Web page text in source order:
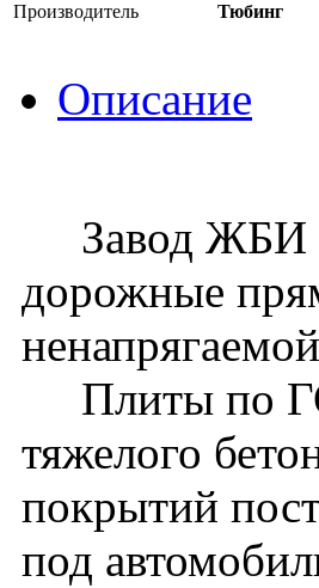
Производитель Тюбинг
Описание
Завод ЖБИ
дорожные
Плиты по
тяжелого
покрытий
под